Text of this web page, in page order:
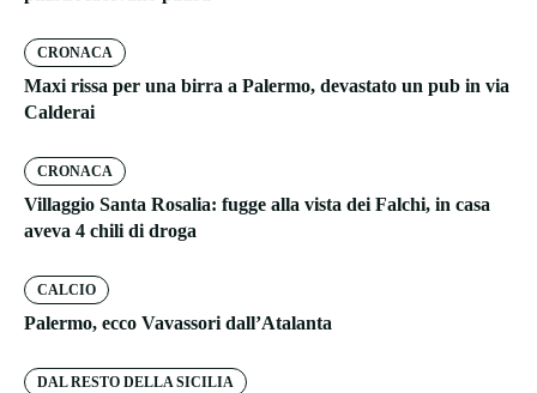
CRONACA
Maxi rissa per una birra a Palermo, devastato un pub in via
Calderai
CRONACA
Villaggio Santa Rosalia: fugge alla vista dei Falchi, in casa
aveva 4 chili di droga
CALCIO
Palermo, ecco Vavassori dall’Atalanta
DAL RESTO DELLA SICILIA